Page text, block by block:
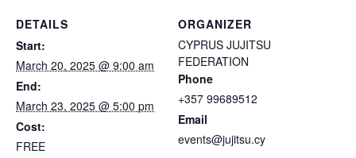
DETAILS
Start:
March 20, 2025 @ 9:00 am
End:
March 23, 2025 @ 5:00 pm
Cost:
FREE
ORGANIZER
CYPRUS JUJITSU
FEDERATION
Phone
+357 99689512
Email
events@jujitsu.cy